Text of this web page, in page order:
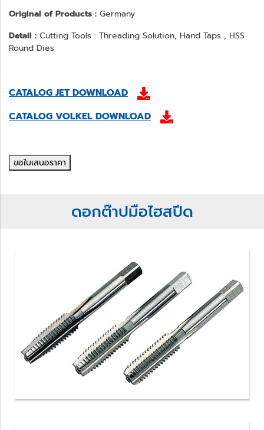
Original of Products : Germany
Detail : Cutting Tools : Threading Solution, Hand Taps , HSS
Round Dies
CATALOG JET DOWNLOAD
CATALOG VOLKEL DOWNLOAD
ขอใบเสนอราคา
ดอกต๊าปมือไฮสปีด